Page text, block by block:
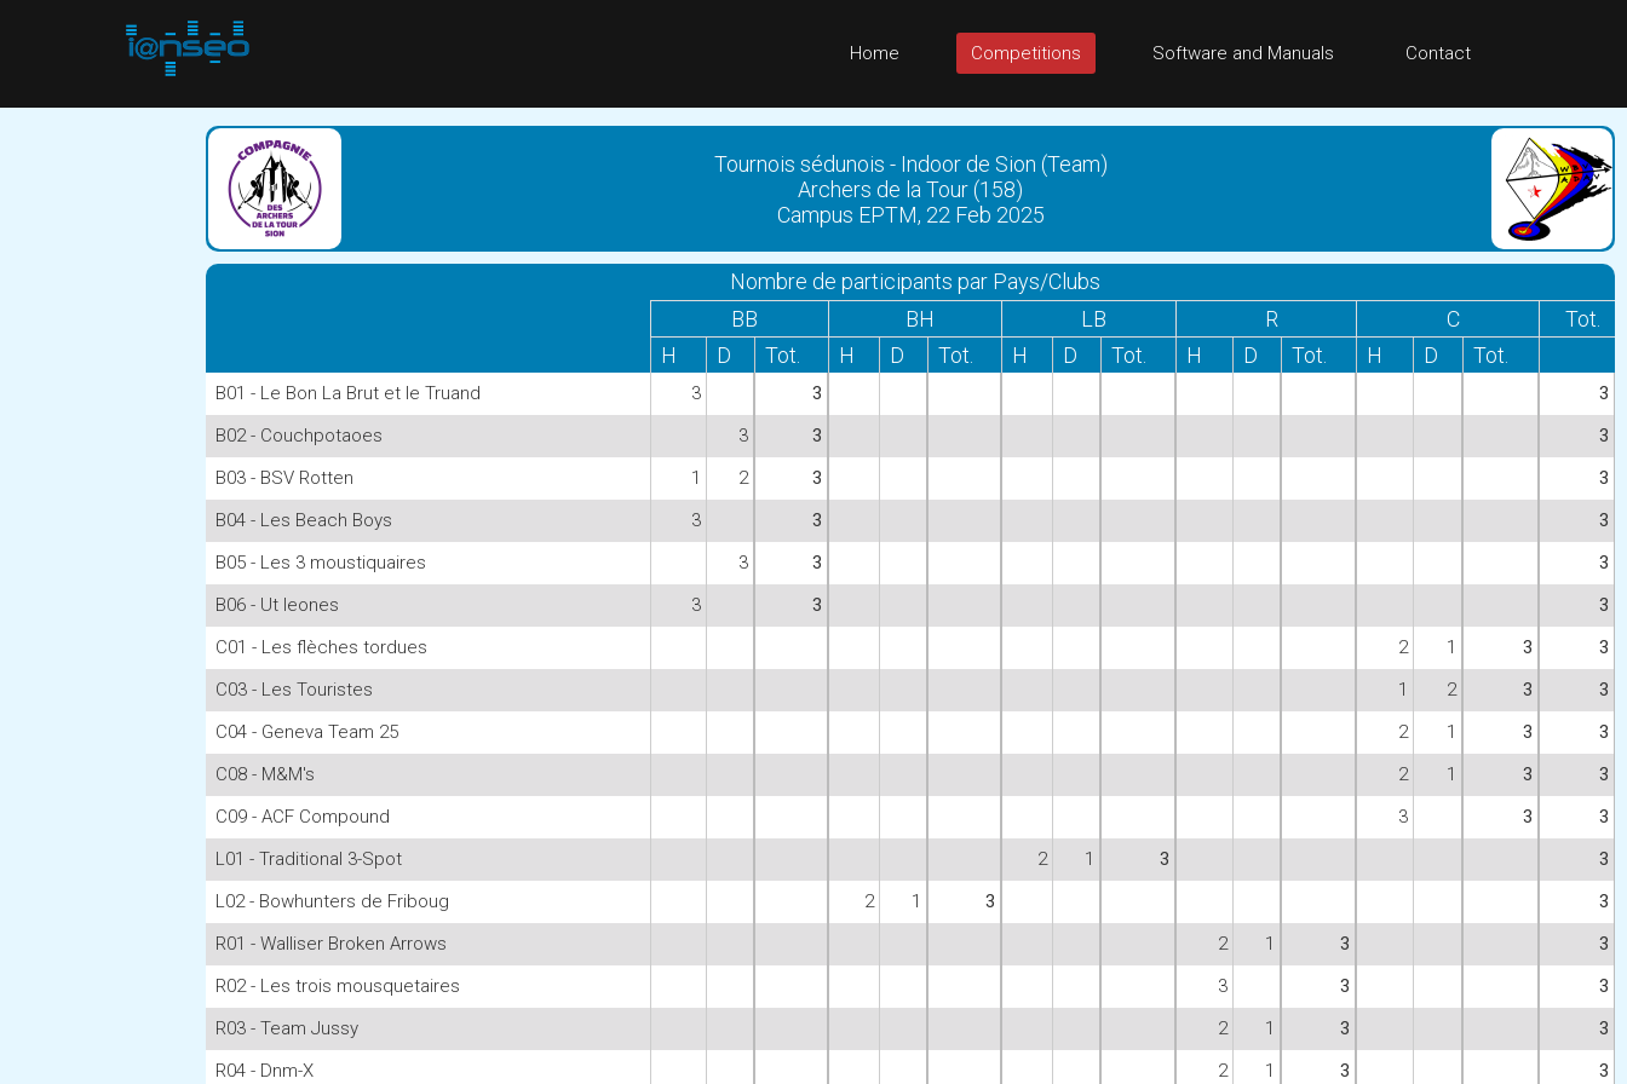
Home Competitions Software and Manuals Contact
Tournois sédunois - Indoor de Sion (Team)
Archers de la Tour (158)
Campus EPTM, 22 Feb 2025
Nombre de participants par Pays/Clubs
BB
BH LB R C
Tot.
H
D Tot. H D Tot. H D Tot. H D Tot. H D Tot.
B01 - Le Bon La Brut et le Truand 3 3
3
B02 - Couchpotaoes
3 3
3
B03 - BSV Rotten
1 2 3
3
B04 - Les Beach Boys
3 3
3
B05 - Les 3 moustiquaires
3 3
3
B06 - Ut leones
3 3
3
C01 - Les flèches tordues
2 1 3
3
C03 - Les Touristes
1 2 3
3
C04 - Geneva Team 25
2 1 3
3
C08 - M&M's
2 1 3
3
C09 - ACF Compound
3 3
3
L01 - Traditional 3-Spot
2 1 3
3
L02 - Bowhunters de Friboug
2 1 3
3
R01 - Walliser Broken Arrows
2 1 3
3
R02 - Les trois mousquetaires
3 3
3
R03 - Team Jussy
2 1 3
3
R04 - Dnm-X
2 1 3 3